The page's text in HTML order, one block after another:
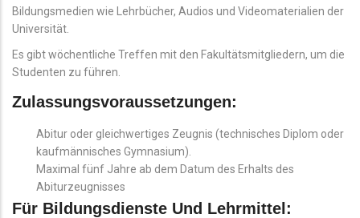
Bildungsmedien wie Lehrbücher, Audios und Videomaterialien der
Universität.
Es gibt wöchentliche Treffen mit den Fakultätsmitgliedern, um die
Studenten zu führen.
Zulassungsvoraussetzungen:
Abitur oder gleichwertiges Zeugnis (technisches Diplom oder
kaufmännisches Gymnasium).
Maximal fünf Jahre ab dem Datum des Erhalts des
Abiturzeugnisses
Für Bildungsdienste Und Lehrmittel: